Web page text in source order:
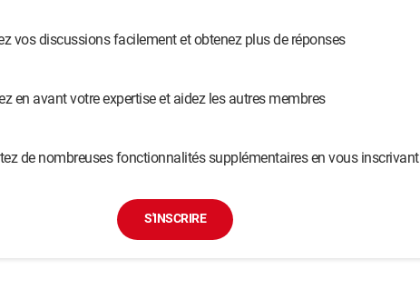
vos discussions facilement et obtenez plus de réponses
en avant votre expertise et aidez les autres membres
de nombreuses fonctionnalités supplémentaires en vous inscrivant
S'INSCRIRE